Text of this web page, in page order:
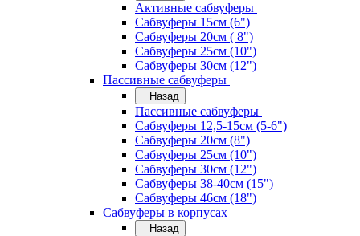
Активные сабвуферы
Сабвуферы 15см (6")
Сабвуферы 20см ( 8")
Сабвуферы 25см (10")
Сабвуферы 30см (12")
Пассивные сабвуферы
Назад
Пассивные сабвуферы
Сабвуферы 12,5-15см (5-6")
Сабвуферы 20см (8")
Сабвуферы 25см (10")
Сабвуферы 30см (12")
Сабвуферы 38-40см (15")
Сабвуферы 46см (18")
Сабвуферы в корпусах
Назад